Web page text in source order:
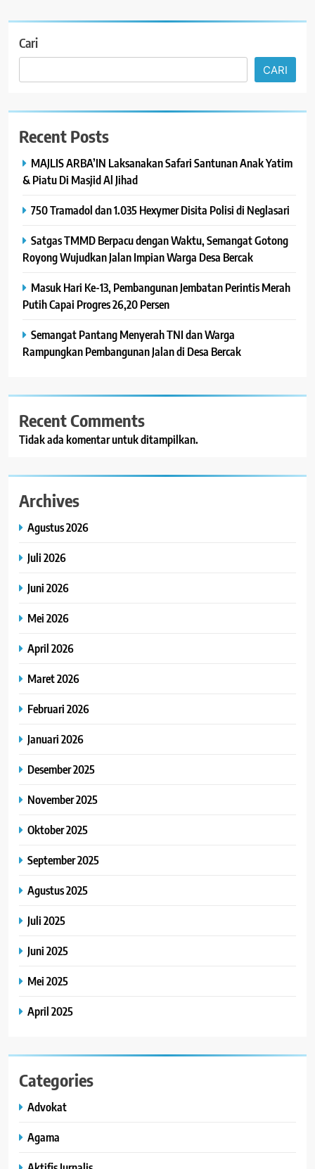
Cari
CARI
Recent Posts
MAJLIS ARBA’IN Laksanakan Safari Santunan Anak Yatim
& Piatu Di Masjid Al Jihad
750 Tramadol dan 1.035 Hexymer Disita Polisi di Neglasari
Satgas TMMD Berpacu dengan Waktu, Semangat Gotong
Royong Wujudkan Jalan Impian Warga Desa Bercak
Masuk Hari Ke-13, Pembangunan Jembatan Perintis Merah
Putih Capai Progres 26,20 Persen
Semangat Pantang Menyerah TNI dan Warga
Rampungkan Pembangunan Jalan di Desa Bercak
Recent Comments
Tidak ada komentar untuk ditampilkan.
Archives
Agustus 2026
Juli 2026
Juni 2026
Mei 2026
April 2026
Maret 2026
Februari 2026
Januari 2026
Desember 2025
November 2025
Oktober 2025
September 2025
Agustus 2025
Juli 2025
Juni 2025
Mei 2025
April 2025
Categories
Advokat
Agama